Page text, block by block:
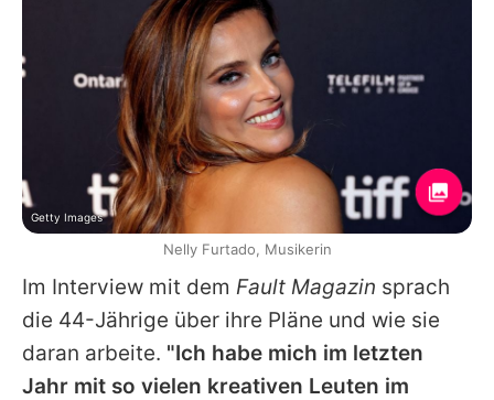
Im Interview mit dem Fault Magazin sprach
die 44-Jährige über ihre Pläne und wie sie
daran arbeite. "Ich habe mich im letzten
Jahr mit so vielen kreativen Leuten im
Getty Images
Nelly Furtado, Musikerin